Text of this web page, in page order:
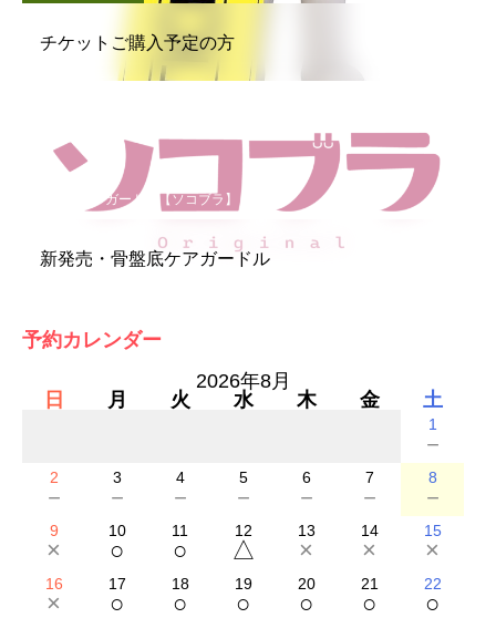
チケットご購入予定の方
骨盤底ケアガードル【ソコブラ】
新発売・骨盤底ケアガードル
予約カレンダー
2026年8月
日
月 火 水 木 金 土
1
－
2
－
3
－
4
－
5
－
6
－
7
－
8
－
9
×
10
○
11
○
12
△
13
×
14
×
15
×
16
×
17
○
18
○
19
○
20
○
21
○
22
○